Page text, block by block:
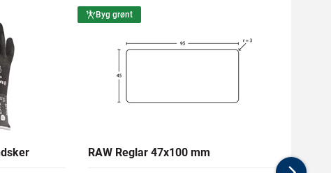
Byg grønt
RAW Reglar 47x100 mm